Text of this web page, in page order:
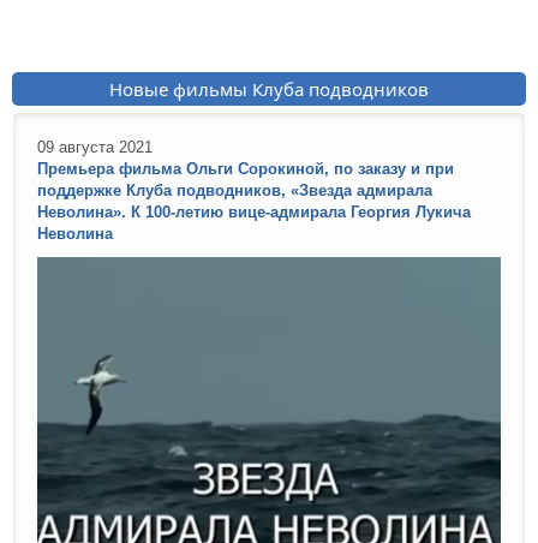
Новые фильмы Клуба подводников
09 августа 2021
Премьера фильма Ольги Сорокиной, по заказу и при
поддержке Клуба подводников, «Звезда адмирала
Неволина». К 100-летию вице-адмирала Георгия Лукича
Неволина